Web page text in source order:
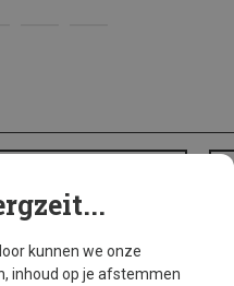
kunnen we onze
inhoud op je afstemmen